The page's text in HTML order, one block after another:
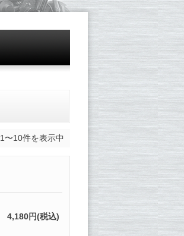
1〜10件を表示中
4,180円(税込)